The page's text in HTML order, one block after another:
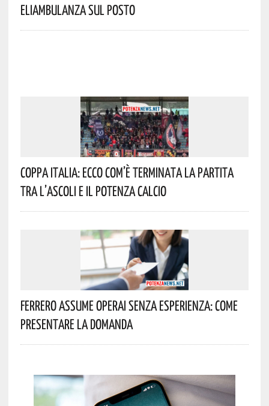
Eliambulanza Sul Posto
Coppa Italia: Ecco Com’è Terminata La Partita
Tra L’Ascoli E Il Potenza Calcio
Ferrero Assume Operai Senza Esperienza: Come
Presentare La Domanda